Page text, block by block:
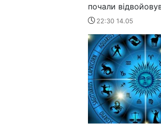
почали
22:30 14.05